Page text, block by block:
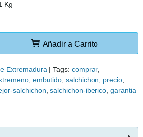
Kg
Añadir a Carrito
Extremadura | Tags: comprar
embutido salchichon
precio
salchichon salchichon-iberico garantia